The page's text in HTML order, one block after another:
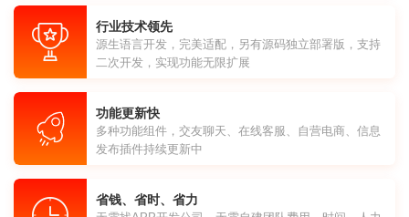
行业技术领先
源生语言开发，完美适配，另有源码独立部署版，支持
二次开发，实现功能无限扩展
功能更新快
多种功能组件，交友聊天、在线客服、自营电商、信息
发布插件持续更新中
省钱、省时、省力